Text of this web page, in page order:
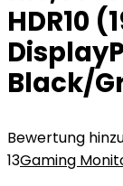
HDR10
Black/
Bewertung
13Gaming